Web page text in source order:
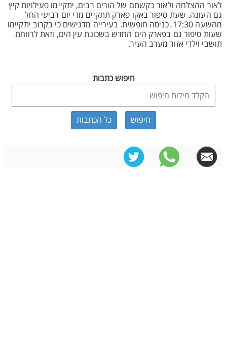
לאור ההצלחה ולאור בקשתם של הורים רבים, יתקיימו פעילויות קיץ
גם העונה. שעת סיפור באקו פארק תתקיים מדי יום רביעי החל
מהשעה 17:30. כניסה חופשית. בעירייה מדגישים כי בקרוב יתקיימו
שעות סיפור גם בפארק הים החדש בשכונת עין הים, וזאת לרווחת
תושבי וילדי אזור מערב העיר.
חיפוש כתבות
כל הכתבות